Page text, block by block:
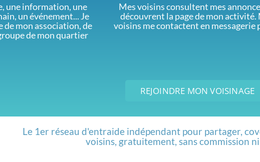
une information, une
un événement... Je
de mon association, de
de mon quartier
Mes voisins consultent mes
découvrent la page de mon activité.
voisins me contactent en messagerie
REJOINDRE MON VOISINAGE
Le 1er réseau d'entraide indépendant pour partager,
voisins, gratuitement, sans commission